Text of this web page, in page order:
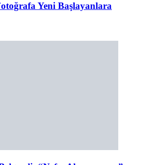
Yeni Başlayanlara